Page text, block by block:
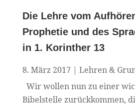
Die Lehre vom
Prophetie und des
in 1. Korinther 13
8. März 2017 | Lehren &
Wir wollen nun zu einer
Bibelstelle zurückkommen,